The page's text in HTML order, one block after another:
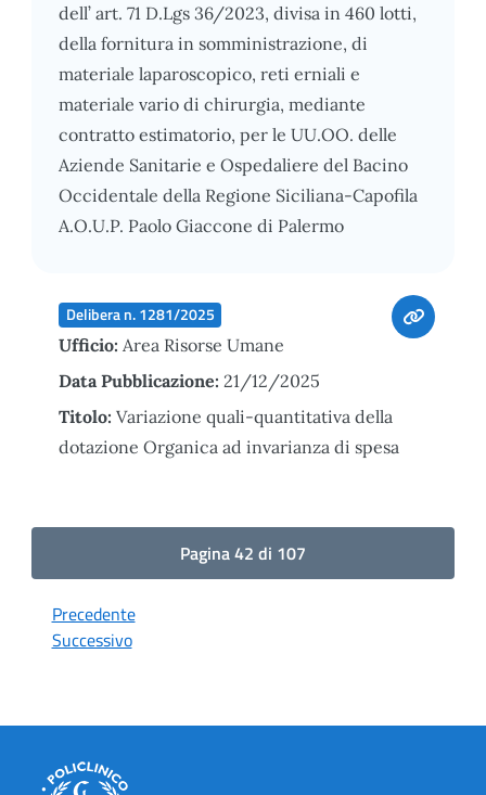
dell’ art. 71 D.Lgs 36/2023, divisa in 460 lotti,
della fornitura in somministrazione, di
materiale laparoscopico, reti erniali e
materiale vario di chirurgia, mediante
contratto estimatorio, per le UU.OO. delle
Aziende Sanitarie e Ospedaliere del Bacino
Occidentale della Regione Siciliana-Capofila
A.O.U.P. Paolo Giaccone di Palermo
Delibera n. 1281/2025
Ufficio: Area Risorse Umane
Data Pubblicazione: 21/12/2025
Titolo: Variazione quali-quantitativa della
dotazione Organica ad invarianza di spesa
Pagina 42 di 107
Precedente
Successivo